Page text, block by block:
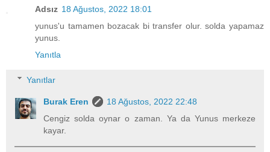
Adsız 18 Ağustos, 2022 18:01
yunus'u tamamen bozacak bi transfer olur. solda yapamaz
yunus.
Yanıtla
Yanıtlar
Burak Eren
18 Ağustos, 2022 22:48
Cengiz solda oynar o zaman. Ya da Yunus merkeze
kayar.